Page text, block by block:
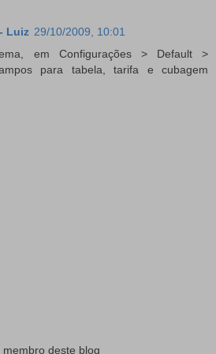
Luiz 29/10/2009, 10:01
em Configurações > Default >
para tabela, tarifa e cubagem
deste blog